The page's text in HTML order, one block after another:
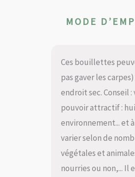
MODE
Ces bouillettes
pas gaver les
endroit sec. Conseil
pouvoir attractif :
environnement... et
varier selon de
végétales et
nourries ou non,... Il